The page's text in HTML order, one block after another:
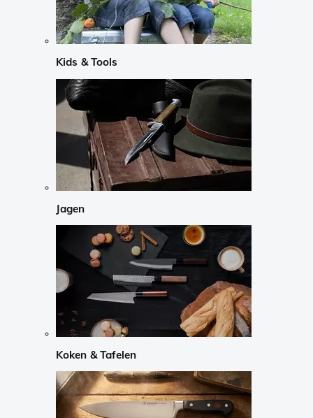
Kids & Tools
Jagen
Koken & Tafelen